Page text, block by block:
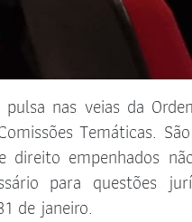
nas veias da
Temáticas.
direito empenhados
para questões
de janeiro.